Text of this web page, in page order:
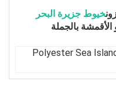
خيوط جزيرة البحر
بالجملة